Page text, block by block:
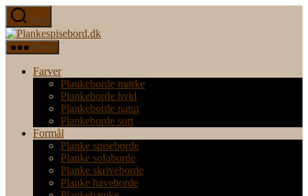
Spring
til
indholdet
Søg
Plankespisebord.dk
Menu
Farver
Plankeborde mørke
Plankeborde hvid
Plankeborde natur
Plankeborde sort
Formål
Planke spiseborde
Planke sofaborde
Planke skriveborde
Planke haveborde